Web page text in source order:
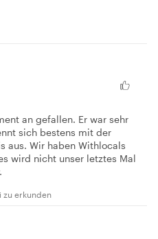
an gefallen. Er war sehr
sich bestens mit der
aus. Wir haben Withlocals
wird nicht unser letztes Mal
zu erkunden